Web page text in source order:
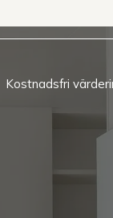
Kostnadsfri